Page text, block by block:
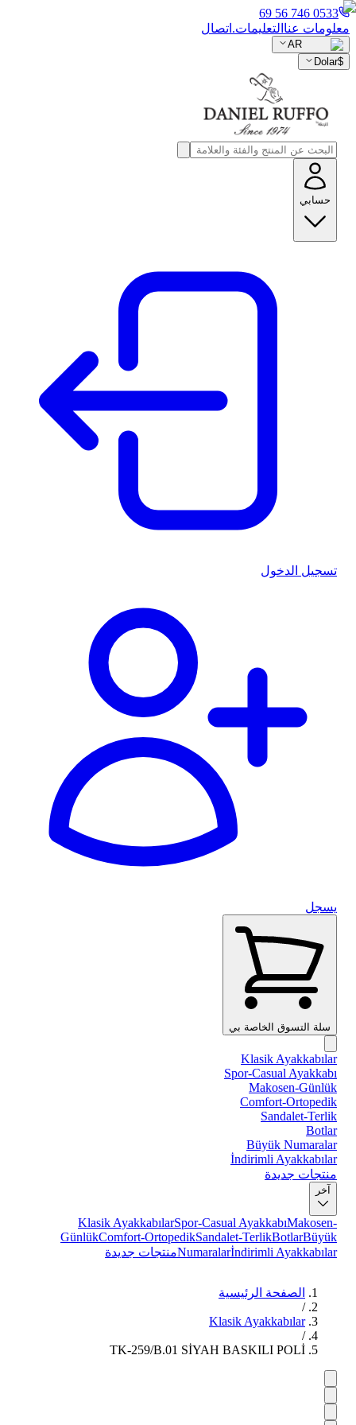
0533 746 56 69
معلومات عنا التعليمات. اتصال
AR
$
Dolar
حسابي
تسجيل الدخول
يسجل
سلة التسوق الخاصة بي
Klasik Ayakkabılar
Spor-Casual Ayakkabı
Makosen-Günlük
Comfort-Ortopedik
Sandalet-Terlik
Botlar
Büyük Numaralar
İndirimli Ayakkabılar
منتجات جديدة
آخر
Klasik AyakkabılarSpor-Casual AyakkabıMakosen-
GünlükComfort-OrtopedikSandalet-TerlikBotlarBüyük
Numaralarİndirimli Ayakkabılar منتجات جديدة
الصفحة الرئيسية
/
Klasik Ayakkabılar
/
TK-259/B.01 SİYAH BASKILI POLİ